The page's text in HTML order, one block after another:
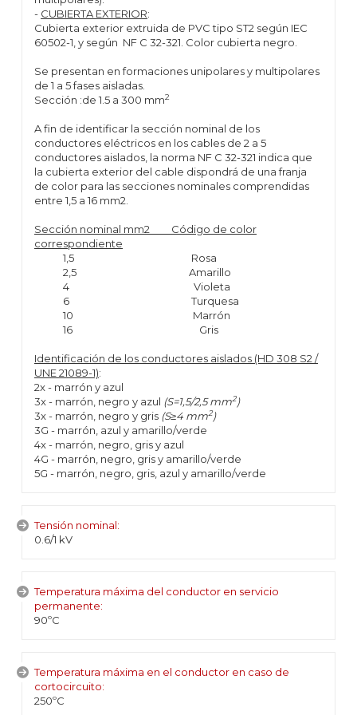
- CUBIERTA EXTERIOR:
Cubierta exterior extruida de PVC tipo ST2 según IEC
60502-1, y según NF C 32-321. Color cubierta negro.
Se presentan en formaciones unipolares y multipolares
de 1 a 5 fases aisladas.
Sección :de 1.5 a 300 mm2
A fin de identificar la sección nominal de los
conductores eléctricos en los cables de 2 a 5
conductores aislados, la norma NF C 32-321 indica que
la cubierta exterior del cable dispondrá de una franja
de color para las secciones nominales comprendidas
entre 1,5 a 16 mm2.
Sección nominal mm2 Código de color
correspondiente
1,5 Rosa
2,5 Amarillo
4 Violeta
6 Turquesa
10 Marrón
16 Gris
Identificación de los conductores aislados (HD 308 S2 /
UNE 21089-1):
2x - marrón y azul
3x - marrón, negro y azul (S=1,5/2,5 mm2)
3x - marrón, negro y gris (S≥4 mm2)
3G - marrón, azul y amarillo/verde
4x - marrón, negro, gris y azul
4G - marrón, negro, gris y amarillo/verde
5G - marrón, negro, gris, azul y amarillo/verde
Tensión nominal:
0.6/1 kV
Temperatura máxima del conductor en servicio
permanente:
90ºC
Temperatura máxima en el conductor en caso de
cortocircuito:
250ºC